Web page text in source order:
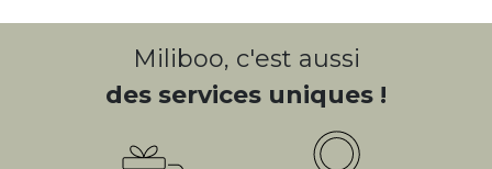
Miliboo, c'est aussi
des services uniques !